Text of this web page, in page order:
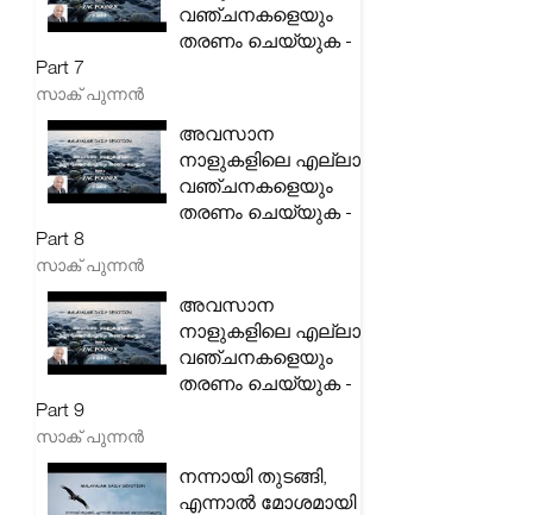
വഞ്ചനകളെയും
തരണം ചെയ്യുക -
Part 7
സാക് പുന്നൻ
അവസാന
നാളുകളിലെ എല്ലാ
വഞ്ചനകളെയും
തരണം ചെയ്യുക -
Part 8
സാക് പുന്നൻ
അവസാന
നാളുകളിലെ എല്ലാ
വഞ്ചനകളെയും
തരണം ചെയ്യുക -
Part 9
സാക് പുന്നൻ
നന്നായി തുടങ്ങി,
എന്നാൽ മോശമായി